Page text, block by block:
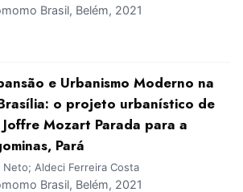
Brasil, Belém, 2021
e Urbanismo Moderno na
o projeto urbanístico de
Mozart Parada para a
Pará
Neto; Aldeci Ferreira Costa
Brasil, Belém, 2021